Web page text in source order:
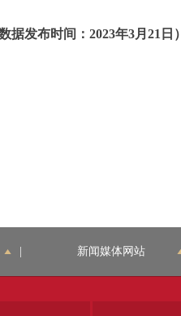
发布时间：2023年3月21日）
新闻媒体网站